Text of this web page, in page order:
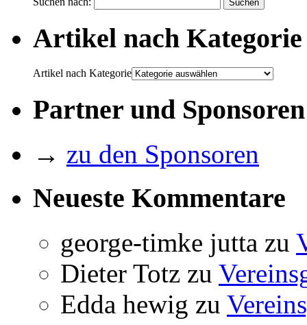
Artikel nach Kategorie
Artikel nach Kategorie
Partner und Sponsoren
→ zu den Sponsoren
Neueste Kommentare
george-timke jutta zu
Dieter Totz zu
Edda hewig zu